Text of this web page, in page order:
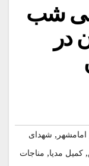
شب
در
امامشهر , شهدای
, کمیل مدیا, مناجات